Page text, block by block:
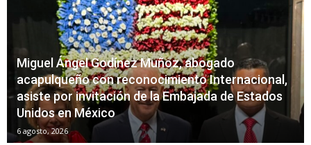
Miguel Ángel Godínez Muñoz, abogado
acapulqueño con reconocimiento Internacional,
asiste por invitación de la Embajada de Estados
Unidos en México
6 agosto, 2026